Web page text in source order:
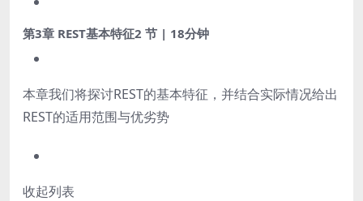
第3章 REST基本特征2 节 | 18分钟
本章我们将探讨REST的基本特征，并结合实际情况给出
REST的适用范围与优劣势
收起列表